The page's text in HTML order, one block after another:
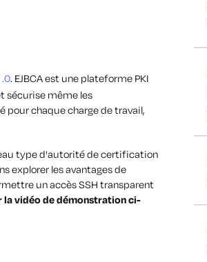
.0. EJBCA est une plateforme PKI
sécurise même les
chaque charge de travail,
type d'autorité de certification
explorer les avantages de
un accès SSH transparent
la vidéo de démonstration ci-